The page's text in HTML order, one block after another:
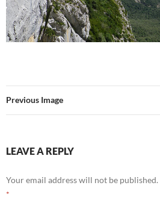
Previous Image
LEAVE A REPLY
Your email address will not be published.
*